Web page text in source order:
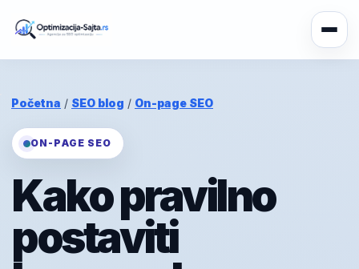
Početna / SEO blog / On-page SEO
ON-PAGE SEO
Kako pravilno
postaviti